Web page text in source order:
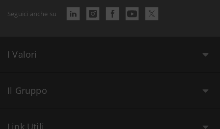
Seguici anche su
I Valori
Il Gruppo
Link Utili